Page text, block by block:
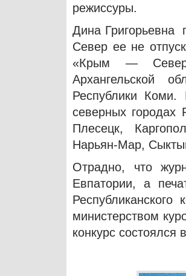
режиссуры.
Дина Григорьевна
Север ее не
«Крым —
Архангельской
Республики Коми.
северных городах
Плесецк,
Нарьян-Мар,
Отрадно, что
Евпатории, а
министерством
конкурс состоялся